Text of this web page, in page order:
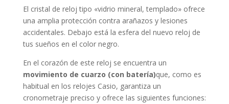
El cristal de reloj tipo «vidrio mineral, templado» ofrece
una amplia protección contra arañazos y lesiones
accidentales. Debajo está la esfera del nuevo reloj de
tus sueños en el color negro.
En el corazón de este reloj se encuentra un
movimiento de cuarzo (con batería)que, como es
habitual en los relojes Casio, garantiza un
cronometraje preciso y ofrece las siguientes funciones: